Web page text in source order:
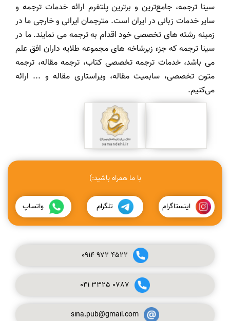
سینا ترجمه، جامع‌ترین و برترین پلتفرم ارائه خدمات ترجمه و
سایر خدمات زبانی در ایران است. مترجمان ایرانی و خارجی ما در
زمینه رشته های تخصصی خود اقدام به ترجمه می نمایند. ما در
سینا ترجمه که جزء زیرشاخه های مجموعه طلایه داران افق علم
می باشد، خدمات ترجمه تخصصی کتاب، ترجمه مقاله، ترجمه
متون تخصصی، سابمیت مقاله، ویراستاری مقاله و ... ارائه
می‌کنیم.
با ما همراه باشید:)
اینستاگرام تلگرام واتساپ
0914972 4522
041 3325 0787
sina.pub@gmail.com